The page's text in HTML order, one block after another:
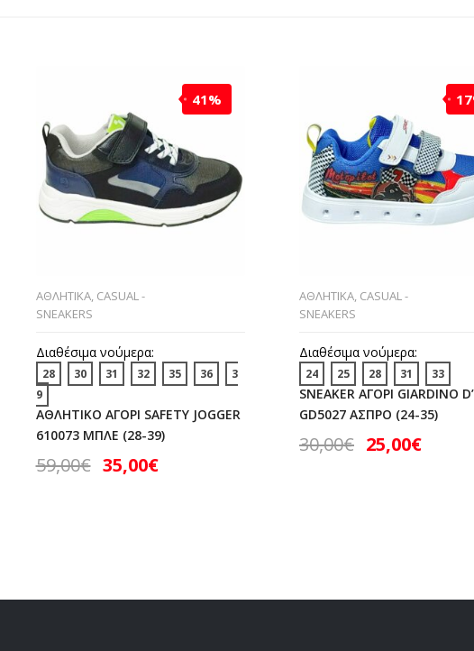
41%
ΑΘΛΗΤΙΚΑ, CASUAL -
SNEAKERS
Διαθέσιμα νούμερα:
28 30 31 32 35 36
3
9
ΑΘΛΗΤΙΚΟ ΑΓΟΡΙ SAFETY JOGGER
610073 ΜΠΛΕ (28-39)
59,00€ 35,00€
ΑΘΛΗΤΙΚΑ, CASUAL -
SNEAKERS
Διαθέσιμα νούμερα:
24 25 28 31 33
SNEAKER ΑΓΟΡΙ GIARDINO
GD5027 ΑΣΠΡΟ (24-35)
30,00€ 25,00€